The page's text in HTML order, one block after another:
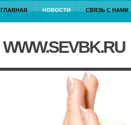
ГЛАВНАЯ НОВОСТИ СВЯЗЬ С НАМИ
WWW.SEVBK.RU